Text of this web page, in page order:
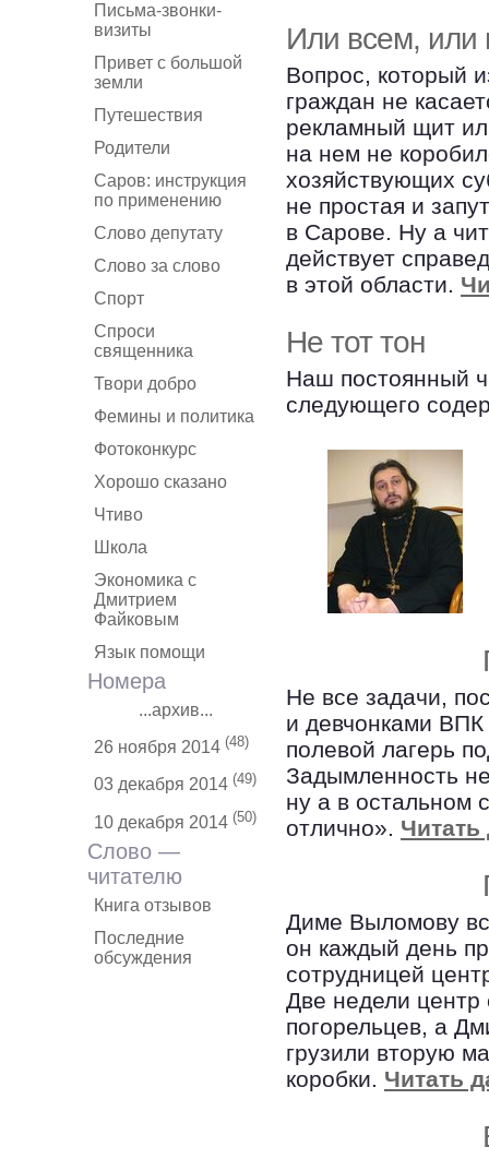
Письма-звонки-
визиты
Привет с большой
земли
Путешествия
Родители
Саров: инструкция
по применению
Слово депутату
Слово за слово
Спорт
Спроси
священника
Твори добро
Фемины и политика
Фотоконкурс
Хорошо сказано
Чтиво
Школа
Экономика с
Дмитрием
Файковым
Язык помощи
Номера
...архив...
26 ноября 2014 (48)
03 декабря 2014 (49)
10 декабря 2014 (50)
Слово —
читателю
Книга отзывов
Последние
обсуждения
Или всем, или
Вопрос, который
граждан не
рекламный щит
на нем не
хозяйствующих
не простая и
в Сарове. Ну а
действует
в этой области.
Не тот тон
Наш постоянный
следующего
Не все задачи,
и девчонками
полевой лагерь
Задымленность
ну а в остальном
отлично». Читать
Диме Выломову
он каждый день
сотрудницей
Две недели
погорельцев, а
грузили вторую
коробки. Читать